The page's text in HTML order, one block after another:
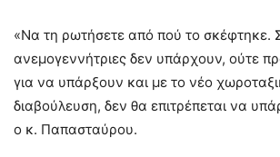
«Να τη ρωτήσετε από πού το σκέφτηκε.
ανεμογεννήτριες δεν υπάρχουν, ούτε
για να υπάρξουν και με το νέο
διαβούλευση, δεν θα επιτρέπεται να
ο κ. Παπασταύρου.